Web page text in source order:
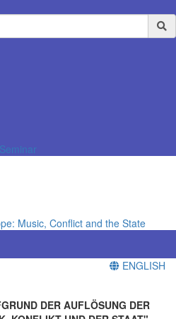
Music, Conflict and the State
ENGLISH
DER AUFLÖSUNG DER